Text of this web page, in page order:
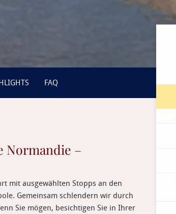
FAQ
Normandie –
mit ausgewählten Stopps an den
Gemeinsam schlendern wir durch
Sie mögen, besichtigen Sie in Ihrer